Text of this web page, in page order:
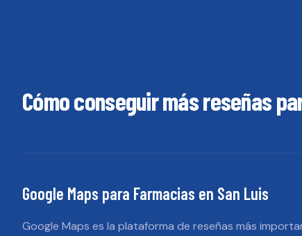
Cómo conseguir más reseñas
Google Maps para Farmacias en San Luis
Google Maps es la plataforma de reseñas más